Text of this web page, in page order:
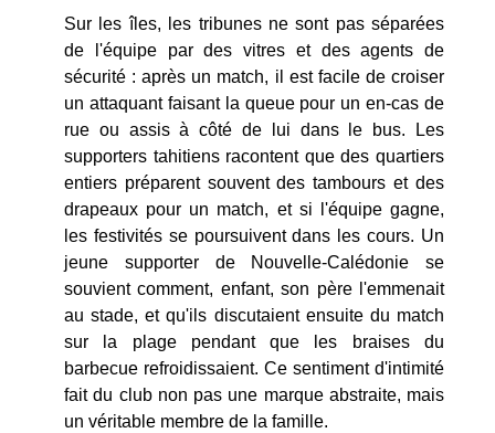
Sur les îles, les tribunes ne sont pas séparées
de l'équipe par des vitres et des agents de
sécurité : après un match, il est facile de croiser
un attaquant faisant la queue pour un en-cas de
rue ou assis à côté de lui dans le bus. Les
supporters tahitiens racontent que des quartiers
entiers préparent souvent des tambours et des
drapeaux pour un match, et si l'équipe gagne,
les festivités se poursuivent dans les cours. Un
jeune supporter de Nouvelle-Calédonie se
souvient comment, enfant, son père l'emmenait
au stade, et qu'ils discutaient ensuite du match
sur la plage pendant que les braises du
barbecue refroidissaient. Ce sentiment d'intimité
fait du club non pas une marque abstraite, mais
un véritable membre de la famille.